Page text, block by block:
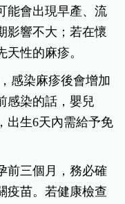
能會出現早產、流
影響不大；若在懷
性的麻疹。
感染麻疹後會增加
感染的話，嬰兒
出生6天內需給予免
前三個月，務必確
疫苗。若健康檢查